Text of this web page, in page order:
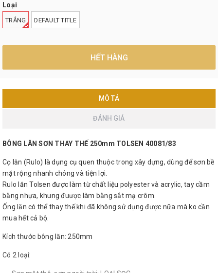
Loại
TRẮNG DEFAULT TITLE
HẾT HÀNG
MÔ TẢ
ĐÁNH GIÁ
BÔNG LĂN SƠN THAY THẾ 250mm TOLSEN 40081/83
Cọ lăn (Rulo) là dụng cụ quen thuộc trong xây dựng, dùng để sơn bề
mặt rộng nhanh chóng và tiện lợi.
Rulo lăn Tolsen được làm từ chất liệu polyester và acrylic, tay cầm
bằng nhựa, khung đuược làm bằng sắt mạ crôm.
Ống lăn có thể thay thế khi đã không sử dụng được nữa mà ko cần
mua hết cả bộ.
Kích thước bông lăn: 250mm
Có 2 loại: